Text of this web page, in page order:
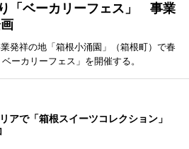
「ベーカリーフェス」 事業
発祥の地「箱根小涌園」（箱根町）で春
ーカリーフェス」を開催する。
アで「箱根スイーツコレクション」